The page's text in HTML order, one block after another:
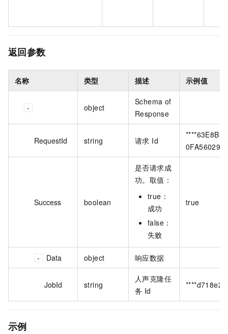
返回参数
名称 类型 描述 示例值
object
Schema of
Response
RequestId string 请求 Id
Success boolean
是否请求成
功。取值：
true：
成功
false：
失败
true
Data object 响应数据
JobId string
人声克隆任
务 Id
示例